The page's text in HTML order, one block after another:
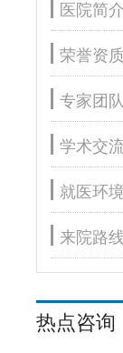
医院简
荣誉资
专家团
学术交
就医环
来院路
热点咨询